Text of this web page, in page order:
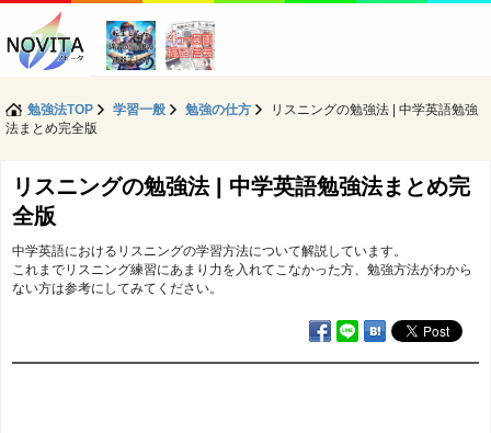
勉強法TOP 学習一般 勉強の仕方
リスニングの勉強法 | 中学英語勉強
法まとめ完全版
リスニングの勉強法 | 中学英語勉強法まとめ完
全版
中学英語におけるリスニングの学習方法について解説しています。
これまでリスニング練習にあまり力を入れてこなかった方、勉強方法がわから
ない方は参考にしてみてください。